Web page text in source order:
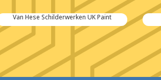
Van Hese Schilderwerken UK Paint